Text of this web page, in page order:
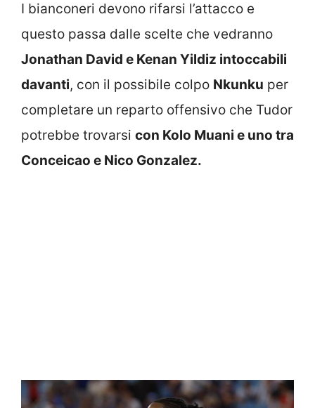
I bianconeri devono rifarsi l’attacco e
questo passa dalle scelte che vedranno
Jonathan David e Kenan Yildiz intoccabili
davanti, con il possibile colpo Nkunku per
completare un reparto offensivo che Tudor
potrebbe trovarsi con Kolo Muani e uno tra
Conceicao e Nico Gonzalez.